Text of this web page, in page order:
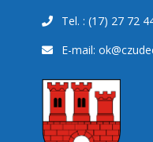
Tel. : (17) 27 72
E-mail: